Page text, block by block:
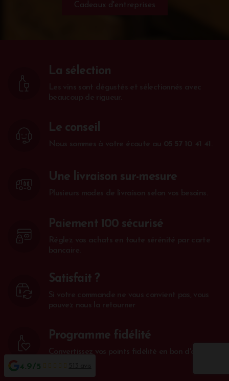
Cadeaux d'entreprises
La sélection
Le conseil
Une livraison sur-mesure
Paiement 100 sécurisé
Satisfait ?
Programme fidélité
4.9/5